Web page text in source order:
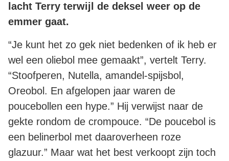
lacht Terry terwijl de deksel weer op de
emmer gaat.
“Je kunt het zo gek niet bedenken of ik heb er
wel een oliebol mee gemaakt”, vertelt Terry.
“Stoofperen, Nutella, amandel-spijsbol,
Oreobol. En afgelopen jaar waren de
poucebollen een hype.” Hij verwijst naar de
gekte rondom de crompouce. “De poucebol is
een belinerbol met daaroverheen roze
glazuur.” Maar wat het best verkoopt zijn toch